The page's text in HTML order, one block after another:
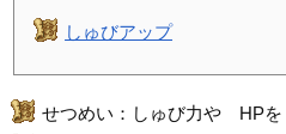
しゅびアップ
せつめい：しゅび力や HP